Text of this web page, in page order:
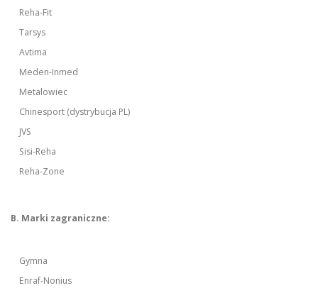
Reha-Fit
Tarsys
Avtima
Meden-Inmed
Metalowiec
Chinesport (dystrybucja PL)
JVS
Sisi-Reha
Reha-Zone
B. Marki zagraniczne:
Gymna
Enraf-Nonius